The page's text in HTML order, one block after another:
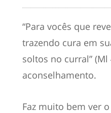
“Para vocês que
trazendo cura em
soltos no curral”
aconselhamento.
Faz muito bem ver